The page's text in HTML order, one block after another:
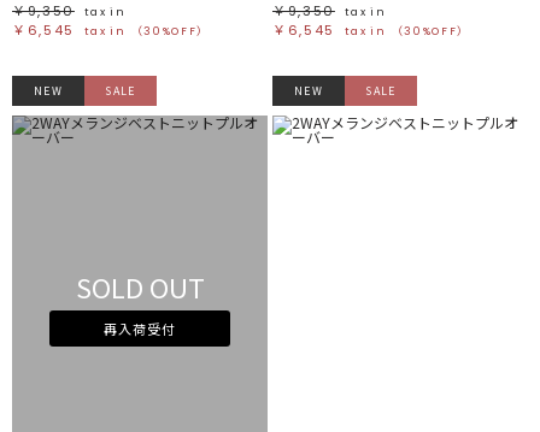
￥9,350
tax in
￥6,545 tax in （30%OFF）
￥9,350
tax in
￥6,545 tax in （30%OFF）
NEW SALE
SOLD OUT
再入荷受付
NEW SALE